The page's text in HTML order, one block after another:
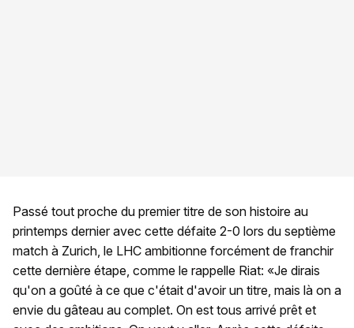
Passé tout proche du premier titre de son histoire au
printemps dernier avec cette défaite 2-0 lors du septième
match à Zurich, le LHC ambitionne forcément de franchir
cette dernière étape, comme le rappelle Riat: «Je dirais
qu'on a goûté à ce que c'était d'avoir un titre, mais là on a
envie du gâteau au complet. On est tous arrivé prêt et